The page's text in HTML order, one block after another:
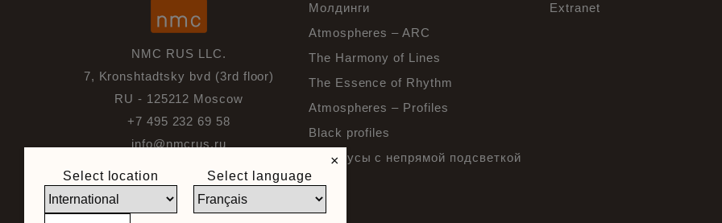
NMC RUS LLC.
7, Kronshtadtsky bvd (3rd floor)
RU - 125212 Moscow
+7 495 232 69 58
info@nmcrus.ru
Молдинги
Atmospheres – ARC
The Harmony of Lines
The Essence of Rhythm
Atmospheres – Profiles
Black profiles
Плинтусы с непрямой подсветкой
Extranet
×
Select location Select language